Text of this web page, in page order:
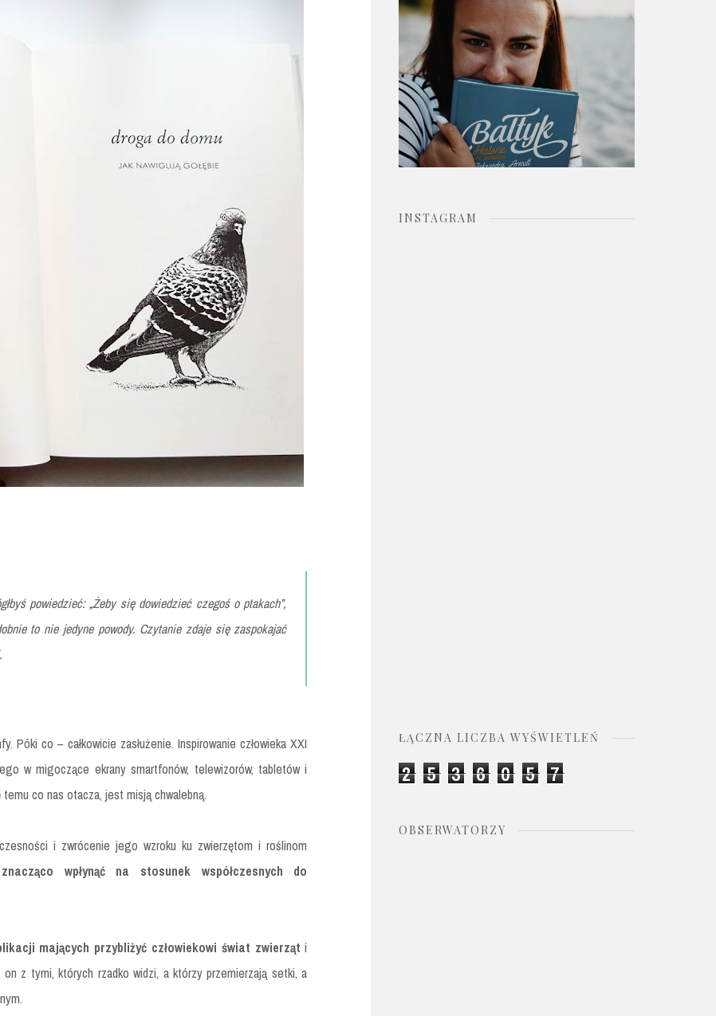
powiedzieć: „Żeby się dowiedzieć czegoś o ptakach”,
to nie jedyne powody. Czytanie zdaje się zaspokajać
Póki co – całkowicie zasłużenie. Inspirowanie człowieka XXI
w migoczące ekrany smartfonów, telewizorów, tabletów i
co nas otacza, jest misją chwalebną.
i zwrócenie jego wzroku ku zwierzętom i roślinom
znacząco wpłynąć na stosunek współczesnych do
mających przybliżyć człowiekowi świat zwierząti
z tymi, których rzadko widzi, a którzy przemierzają setki, a
o
r
:
INSTAGRAM
ŁĄCZNA LICZBA WYŚWIETLEŃ
2 5 3 6 0 5 7
OBSERWATORZY